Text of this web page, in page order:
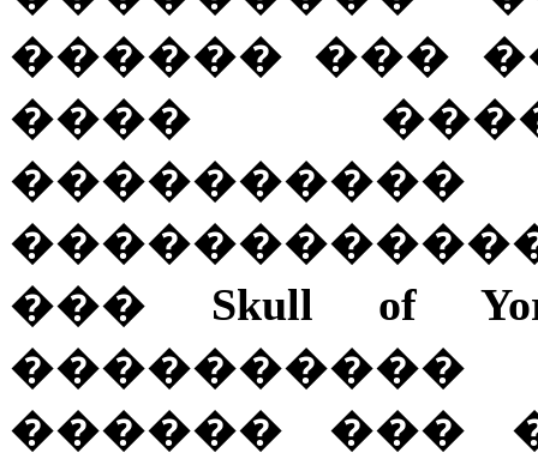
������ ���
����
��� Skull of
����������
������ ���